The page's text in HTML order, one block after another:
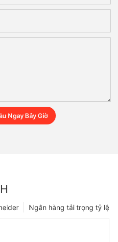
Ngay Bây Giờ
Ngân hàng tải trọng tỷ lệ